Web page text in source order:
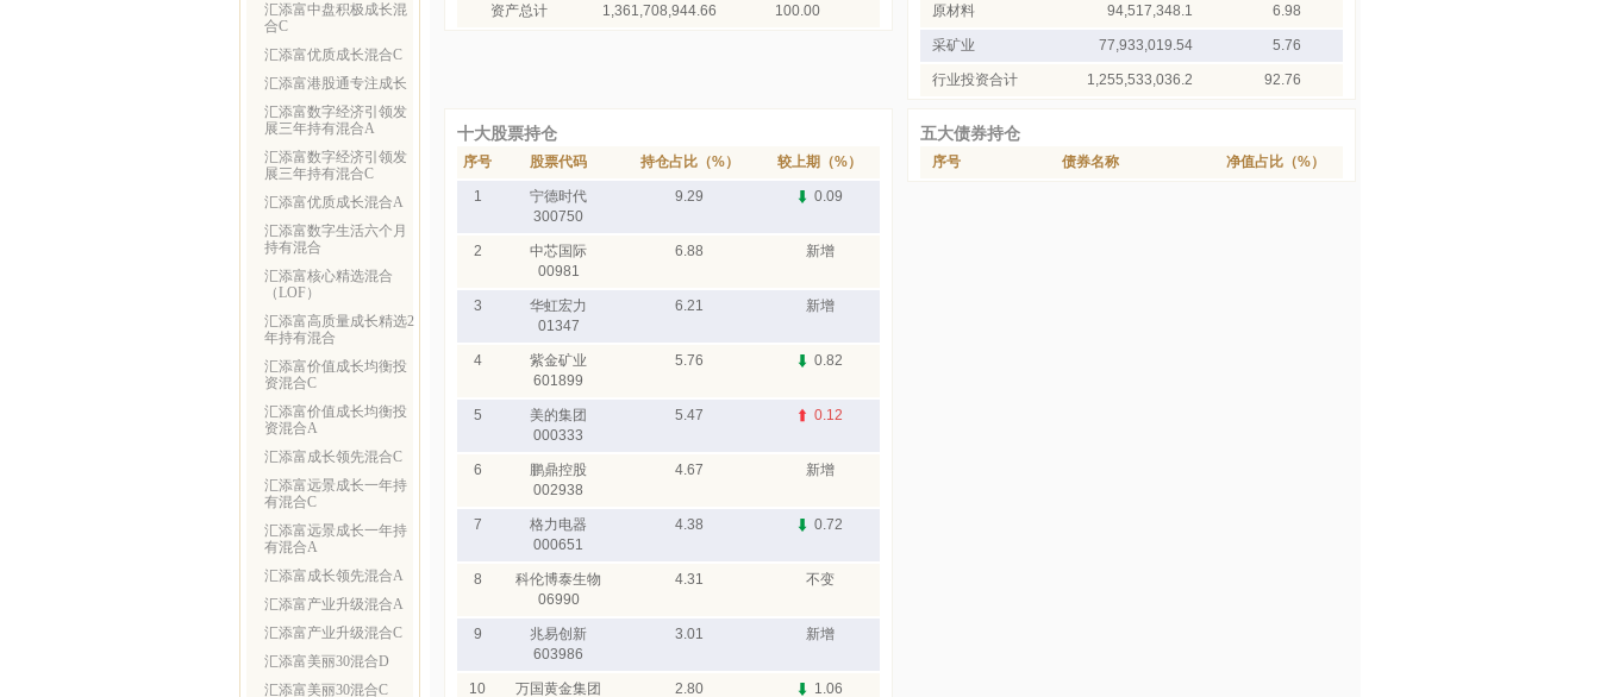
汇添富中盘积极成长混
合C
汇添富优质成长混合C
汇添富港股通专注成长
汇添富数字经济引领发
展三年持有混合A
汇添富数字经济引领发
展三年持有混合C
汇添富优质成长混合A
汇添富数字生活六个月
持有混合
汇添富核心精选混合
（LOF）
汇添富高质量成长精选2
年持有混合
汇添富价值成长均衡投
资混合C
汇添富价值成长均衡投
资混合A
汇添富成长领先混合C
汇添富远景成长一年持
有混合C
汇添富远景成长一年持
有混合A
汇添富成长领先混合A
汇添富产业升级混合A
汇添富产业升级混合C
汇添富美丽30混合D
汇添富美丽30混合C
资产总计 1,361,708,944.66 100.00 原材料 94,517,348.1 6.98
采矿业 77,933,019.54 5.76
行业投资合计 1,255,533,036.2 92.76
十大股票持仓
序号 股票代码 持仓占比（%） 较上期（%）
1
宁德时代
300750
9.29 0.09
2
中芯国际
00981
6.88 新增
3
华虹宏力
01347
6.21 新增
4
紫金矿业
601899
5.76 0.82
5
美的集团
000333
5.47 0.12
6
鹏鼎控股
002938
4.67 新增
7
格力电器
000651
4.38 0.72
8
科伦博泰生物
06990
4.31 不变
9
兆易创新
603986
3.01 新增
10
万国黄金集团
2.80 1.06
五大债券持仓
序号 债券名称 净值占比（%）